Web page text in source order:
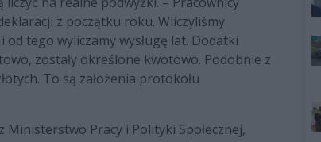
z początku roku. Wliczyliśmy
tego wyliczamy wysługę lat. Dodatki
zostały określone kwotowo. Podobnie z
To są założenia protokołu
Pracy i Polityki Społecznej,